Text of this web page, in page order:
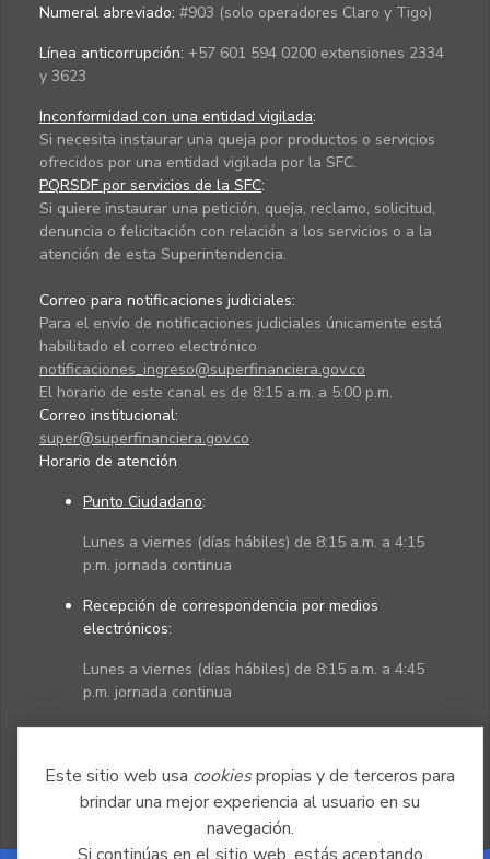
Este sitio web usa cookiespropias y de terceros para
brindar una mejor experiencia al usuario en su
navegación.
Numeral abreviado: #903 (solo operadores Claro y Tigo)
Línea anticorrupción: +57 601 594 0200 extensiones 2334
y 3623
Inconformidad con una entidad vigilada:
Si necesita instaurar una queja por productos o servicios
ofrecidos por una entidad vigilada por la SFC.
PQRSDF por servicios de la SFC:
Si quiere instaurar una petición, queja, reclamo, solicitud,
denuncia o felicitación con relación a los servicios o a la
atención de esta Superintendencia.
Correo para notificaciones judiciales:
Para el envío de notificaciones judiciales únicamente está
habilitado el correo electrónico
notificaciones_ingreso@superfinanciera.gov.co
El horario de este canal es de 8:15 a.m. a 5:00 p.m.
Correo institucional:
super@superfinanciera.gov.co
Horario de atención
Punto Ciudadano:
Lunes a viernes (días hábiles) de 8:15 a.m. a 4:15
p.m. jornada continua
Recepción de correspondencia por medios
electrónicos:
Lunes a viernes (días hábiles) de 8:15 a.m. a 4:45
p.m. jornada continua